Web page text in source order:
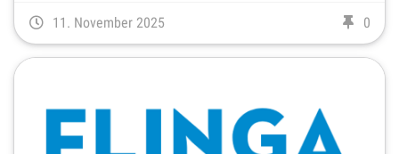
0
11. November 2025